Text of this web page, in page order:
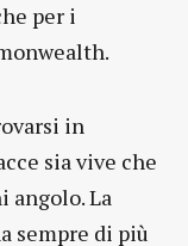
per i
in
sia vive che
angolo. La
sempre di più